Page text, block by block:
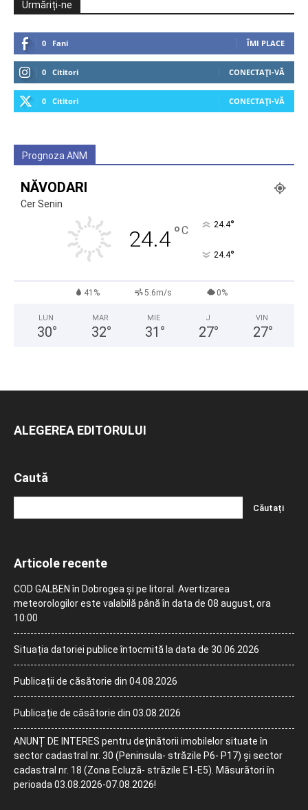
Urmăriți-ne
0 Fani ÎMI PLACE
0 Cititori CONECTAȚI-VĂ
0 Cititori CONECTAȚI-VĂ
Prognoza ANM
NĂVODARI
Cer Senin
24.4°C 24.4°
24.4°
41% 5.6m/s 0%
LUN
30°
MAR
32°
MIE
31 °
J
27°
VIN
27°
ALEGEREA EDITORULUI
Caută
Articole recente
COD GALBEN în Dobrogea și pe litoral. Avertizarea
meteorologilor este valabilă până în data de 08 august, ora
10:00
Situația datoriei publice întocmită la data de 30.06.2026
Publicații de căsătorie din 04.08.2026
Publicație de căsătorie din 03.08.2026
ANUNȚ DE INTERES pentru deținătorii imobilelor situate în
sector cadastral nr. 30 (Peninsula- străzile P6- P17) și sector
cadastral nr. 18 (Zona Ecluză- străzile E1-E5). Măsurători în
perioada 03.08.2026-07.08.2026!